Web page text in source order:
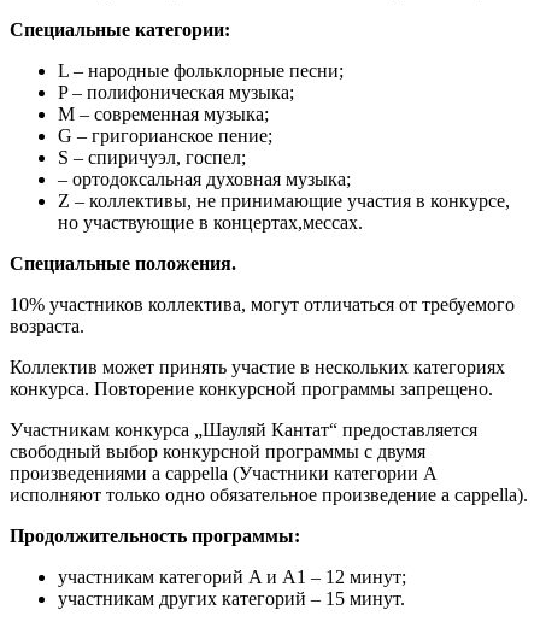
Специальные категории:
L – народные фольклорные песни;
P – полифоническая музыка;
M – современная музыка;
G – григорианское пение;
S – спиричуэл, госпел;
– ортодоксальная духовная музыка;
Z – коллективы, не принимающие участия в конкурсе,
но участвующие в концертах,мессах.
Специальные положения.
10% участников коллектива, могут отличаться от требуемого
возраста.
Коллектив может принять участие в нескольких категориях
конкурса. Повторение конкурсной программы запрещено.
Участникам конкурса „Шауляй Кантат“ предоставляется
свободный выбор конкурсной программы с двумя
произведениями a cappella (Участники категории A
исполняют только одно обязательное произведение a cappella).
Продолжительность программы:
участникам категорий A и A1 – 12 минут;
участникам других категорий – 15 минут.